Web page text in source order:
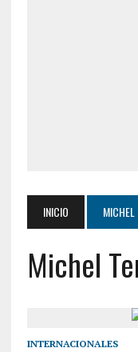
INICIO MICHEL
Michel
INTERNACIONALES